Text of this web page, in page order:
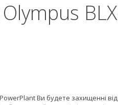
Ви будете захищенні